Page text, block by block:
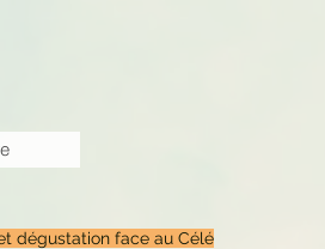
dégustation face au Célé